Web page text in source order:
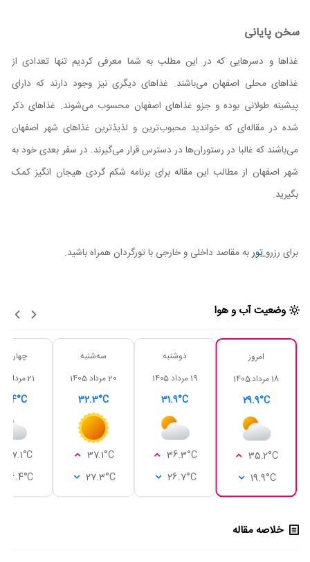
سخن پایانی
غذاها و دسرهایی که در این مطلب به شما معرفی کردیم تنها تعدادی از
غذاهای محلی اصفهان می‌باشند. غذاهای دیگری نیز وجود دارند که دارای
پیشینه طولانی بوده و جزو غذاهای اصفهان محسوب می‌شوند. غذاهای ذکر
شده در مقاله‌ای که خواندید محبوب‌ترین و لذیذترین غذاهای شهر اصفهان
می‌باشند که غالبا در رستوران‌ها در دسترس قرار می‌گیرند. در سفر بعدی خود به
شهر اصفهان از مطالب این مقاله برای برنامه شکم گردی هیجان انگیز کمک
بگیرید.
برای رزروتوربه مقاصد داخلی و خارجی با تورگردان همراه باشید.
وضعیت آب و هوا
امروز
18 مرداد 1405
29.9°C
35.2°C
19.9°C
دوشنبه
19 مرداد 1405
31.9°C
36.3°C
26.7°C
سه‌شنبه
20 مرداد 1405
32.3°C
37.1°C
27.3°C
21 مرداد 1405
37.1°C
26.4°C
خلاصه مقاله